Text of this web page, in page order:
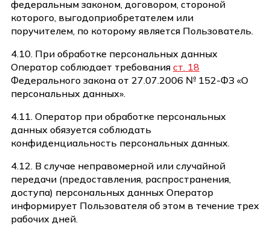
федеральным законом, договором, стороной
которого, выгодоприобретателем или
поручителем, по которому является Пользователь.
4.10. При обработке персональных данных
Оператор соблюдает требования ст. 18
Федерального закона от 27.07.2006 № 152-ФЗ «О
персональных данных».
4.11. Оператор при обработке персональных
данных обязуется соблюдать
конфиденциальность персональных данных.
4.12. В случае неправомерной или случайной
передачи (предоставления, распространения,
доступа) персональных данных Оператор
информирует Пользователя об этом в течение трех
рабочих дней.